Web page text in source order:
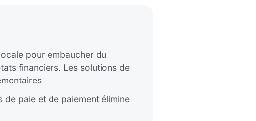
pour embaucher du
financiers. Les solutions de
paie et de paiement élimine